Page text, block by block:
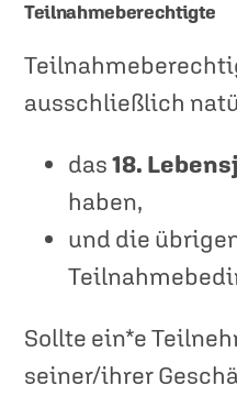
Teilnahmeberechtigte
ausschließlich
das18.
haben,
und die
Sollte ein*e
seiner/ihrer